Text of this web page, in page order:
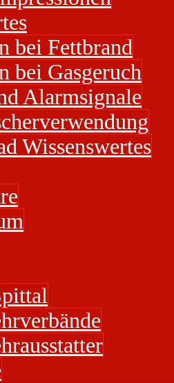
bei Fettbrand
bei Gasgeruch
Alarmsignale
Wissenswertes